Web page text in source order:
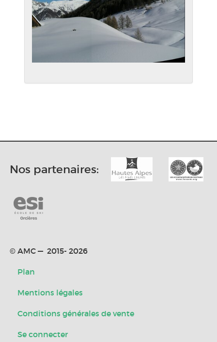
Nos partenaires:
© AMC — 2015- 2026
Plan
Mentions légales
Conditions générales de vente
Se connecter